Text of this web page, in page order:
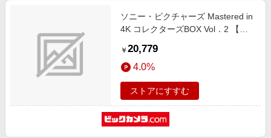
ソニー・ピクチャーズ Mastered in
4K コレクターズBOX Vol．2 【ブ
￥ 20,779
4.0%
ストアにすすむ